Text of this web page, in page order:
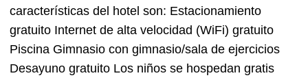
características del hotel son: Estacionamiento
gratuito Internet de alta velocidad (WiFi) gratuito
Piscina Gimnasio con gimnasio/sala de ejercicios
Desayuno gratuito Los niños se hospedan gratis